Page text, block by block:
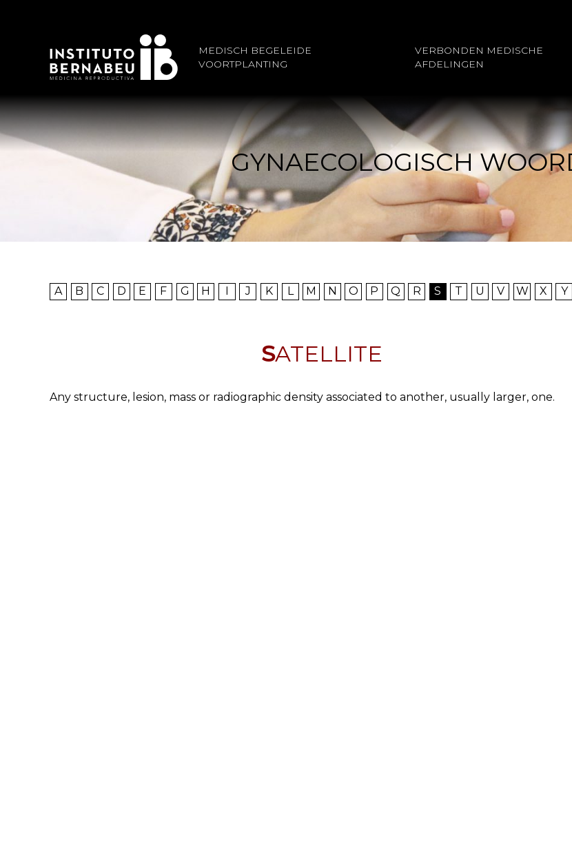
MEDISCH BEGELEIDE
VOORTPLANTING
VERBONDEN MEDISCHE
AFDELINGEN
GYNAECOLOGISCH
A B C D E F G H I J K L M N O P Q R S T U V W X Y
SATELLITE
Any structure, lesion, mass or radiographic density associated to another, usually larger, one.